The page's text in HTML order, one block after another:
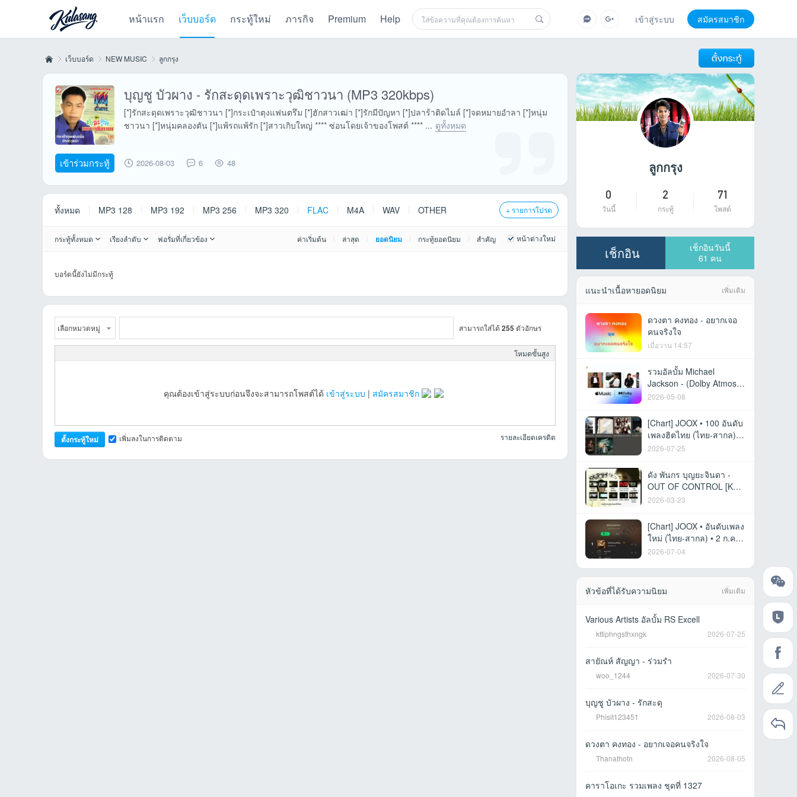
หน้าแรก เว็บบอร์ด กระทู้ใหม่ ภารกิจ Premium Help เข้าสู่ระบบ สมัครสมาชิก
»
เว็บบอร์ด
›
NEW MUSIC ลูกกรุง
บุญชู บัวผาง - รักสะดุดเพราะวุฒิชาวนา (MP3 320kbps)
[*]รักสะดุดเพราะวุฒิชาวนา [*]กระเป๋าตุงแฟนตรึม [*]ฮักสาวเฒ่า [*]รักมีปัญหา [*]ปลาร้าติดไมล์ [*]จดหมายอำลา [*]หนุ่ม
ชาวนา [*]หนุ่มคลองตัน [*]แพ้รถแพ้รัก [*]สาวเกิบใหญ่ **** ซ่อนโดยเจ้าของโพสต์ **** ... ดูทั้งหมด
เข้าร่วมกระทู้ 2026-08-03 6 48
ดวงตา คงทอง - อยากเจอคนจ
ดวงตา คงทอง ชุด อยากเจอคนจริงใจ รายชื่อเ
คงทอง 03.อย่าลืมคนคอย - ดวงตา คงทอง 04.ค
2026-08-05
+ รายการโปรด
ทั้งหมด MP3 128 MP3 192 MP3 256 MP3 320 FLAC M4A WAV OTHER
หน้าต่างใหม่
กระทู้ทั้งหมด เรียงลำดับ ฟอรั่มที่เกี่ยวข้อง ค่าเริ่มต้น ล่าสุด ยอดนิยม กระทู้ยอดนิยม สำคัญ
บอร์ดนี้ยังไม่มีกระทู้
เลือกหมวดหมู่ สามารถใส่ได้255 ตัวอักษร
โหมดขั้นสูง
คุณต้องเข้าสู่ระบบก่อนจึงจะสามารถโพสต์ได้ เข้าสู่ระบบ | สมัครสมาชิก
รายละเอียดเครดิต
ตั้งกระทู้ใหม่ เพิ่มลงในการติดตาม
ลูกกรุง
0
วันนี้
2
กระทู้
71
โพสต์
เช็กอิน
เช็กอินวันนี้
61 คน
แนะนำเนื้อหายอดนิยม เพิ่มเติม
ดวงตา คงทอง - อยากเจอ
คนจริงใจ
เมื่อวาน 14:57
รวมอัลบั้ม Michael
Jackson - (Dolby Atmos
Collection) Apple
2026-05-08
[Chart] JOOX • 100 อันดับ
เพลงฮิตไทย (ไทย-สากล) •
23 ก.ค. 69 [320 kbps]
2026-07-25
ดัง พันกร บุญยะจินดา -
OUT OF CONTROL [KR
MPG]
2026-03-23
[Chart] JOOX • อันดับเพลง
ใหม่ (ไทย-สากล) • 2 ก.ค.
69 [320 kbps]
2026-07-04
หัวข้อที่ได้รับความนิยม เพิ่มเติม
Various Artists อัลบั้ม RS Excell
kttiphngsthxngk 2026-07-25
สายัณห์ สัญญา - ร่วมรำ
woo_1244 2026-07-30
บุญชู บัวผาง - รักสะดุ
Phisit123451 2026-08-03
ดวงตา คงทอง - อยากเจอคนจริงใจ
Thanathotn 2026-08-05
คาราโอเกะ รวมเพลง ชุดที่ 1327